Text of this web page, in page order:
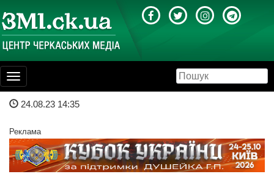
Toggle
navigation
24.08.23 14:35
Реклама